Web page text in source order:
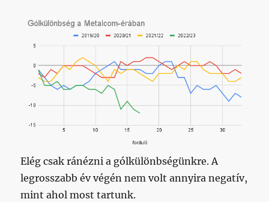
Elég csak ránézni a gólkülönbségünkre. A
legrosszabb év végén nem volt annyira negatív,
mint ahol most tartunk.